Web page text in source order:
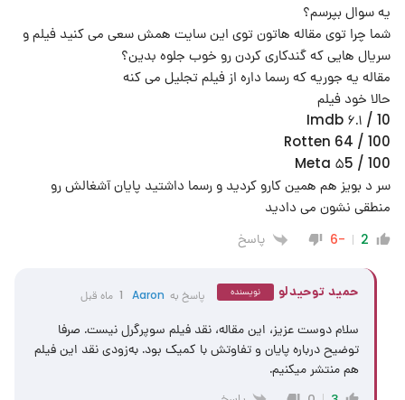
یه سوال بپرسم؟
شما چرا توی مقاله هاتون توی این سایت همش سعی می کنید فیلم و
سریال هایی که گندکاری کردن رو خوب جلوه بدین؟
مقاله یه جوریه که رسما داره از فیلم تجلیل می کنه
حالا خود فیلم
Imdb ۶.۱ / 10
Rotten 64 / 100
Meta ۵5 / 100
سر د بویز هم همین کارو کردید و رسما داشتید پایان آشغالش رو
منطقی نشون می دادید
2
-6 پاسخ
حمید توحیدلو نویسنده پاسخ به Aaron 1 ماه قبل
سلام دوست عزیز، این مقاله، نقد فیلم سوپرگرل نیست. صرفا
توضیح درباره پایان و تفاوتش با کمیک بود. به‌زودی نقد این فیلم
هم منتشر میکنیم.